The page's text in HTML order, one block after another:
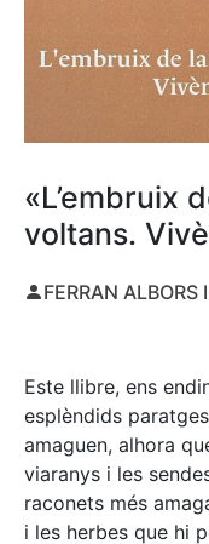
«L’embruix
voltans.
FERRAN ALBORS
Este llibre, ens
esplèndids
amaguen, alhora
viaranys i les
raconets més
i les herbes que hi